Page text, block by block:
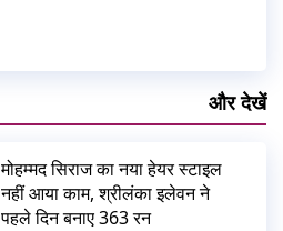
और देखें
मोहम्मद सिराज का नया हेयर स्टाइल
नहीं आया काम, श्रीलंका इलेवन ने
पहले दिन बनाए 363 रन